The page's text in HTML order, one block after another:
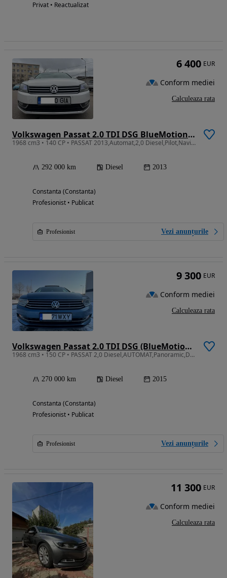
Privat • Reactualizat
Volkswagen Passat 2.0 TDI DSG BlueMotion Technology Trendline
1968 cm3 • 140 CP • PASSAT 2013,Automat,2,0 Diesel,Pilot,Navi,Scaune Incalzite
292 000 km Diesel 2013
Constanta (Constanta)
Profesionist • Publicat
Profesionist Vezi anunțurile
6 400 EUR
Conform mediei
Calculeaza rata
Volkswagen Passat 2.0 TDI DSG (BlueMotion Technology) Comfortline
1968 cm3 • 150 CP • PASSAT 2,0 Diesel,AUTOMAT,Panoramic,DISTRONIC PLUS,Functionare Impecab
270 000 km Diesel 2015
Constanta (Constanta)
Profesionist • Publicat
Profesionist Vezi anunțurile
9 300 EUR
Conform mediei
Calculeaza rata
11 300 EUR
Conform mediei
Calculeaza rata